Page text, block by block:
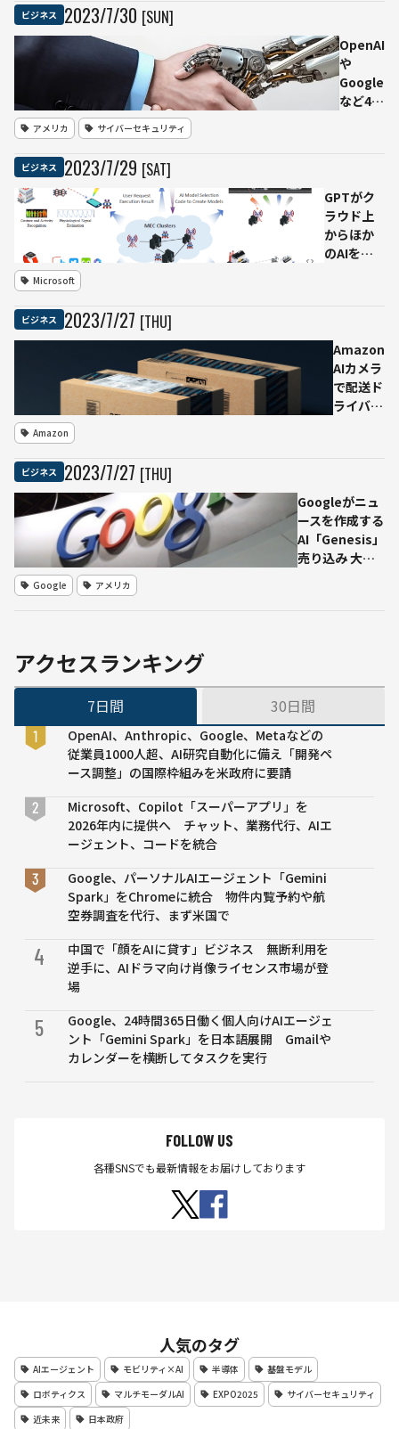
プ
ど
介配は
ずと
予測
略の
重要
さ強
調
ビジネス 2023/7/30 [SUN]
OpenAI
や
Google
など4大
ンティ
アモデ
ルフォ
ーラ
任担う
アメリカ サイバーセキュリティ
ビジネス 2023/7/29 [SAT]
GPTがク
ラウド上
からほか
のAIを訓
する「自
律型エッ
ジAIシス
テム」
Microsoft
Microsoft
ビジネス 2023/7/27 [THU]
Amazon
AIカメラ
で配送ド
ライバー
プライバ
シー侵害
の懸念高
まる
Amazon
ビジネス 2023/7/27 [THU]
Googleがニュ
ースを作成する
AI「Genesis」
売り込み 大手
Google アメリカ
アクセスランキング
7日間 30日間
OpenAI、Anthropic、Google、Metaなどの
従業員1000人超、AI研究自動化に備え「開発ペ
ース調整」の国際枠組みを米政府に要請
Microsoft、Copilot「スーパーアプリ」を
2026年内に提供へ チャット、業務代行、AIエ
ージェント、コードを統合
Google、パーソナルAIエージェント「Gemini
Spark」をChromeに統合 物件内覧予約や航
空券調査を代行、まず米国で
4
中国で「顔をAIに貸す」ビジネス 無断利用を
逆手に、AIドラマ向け肖像ライセンス市場が登
場
5
Google、24時間365日働く個人向けAIエージェ
ント「Gemini Spark」を日本語展開 Gmailや
カレンダーを横断してタスクを実行
FOLLOW US
各種SNSでも最新情報をお届けしております
人気のタグ
AIエージェント モビリティ×AI 半導体
基盤モデル
ロボティクス
マルチモーダルAI EXPO2025
サイバーセキュリティ
近未来
日本政府